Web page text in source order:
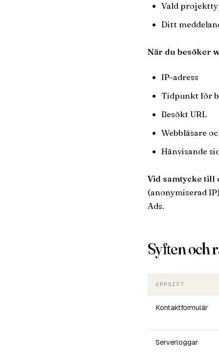
Vald
Ditt
När du besöker
IP-adress
Tidpunkt för
Besökt URL
Webbläsare
Hänvisande
Vid samtycke till
(anonymiserad
Ads.
Syften och
UPPGIFT
Kontaktformulär
Serverloggar